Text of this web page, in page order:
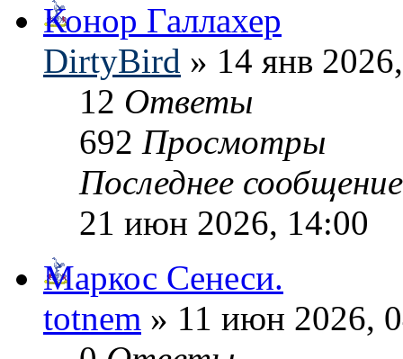
Конор Галлахер
DirtyBird » 14 янв
12 Ответы
692 Просмотры
Последнее
21 июн 2026, 14:00
Маркос Сенеси.
totnem » 11 июн 2026,